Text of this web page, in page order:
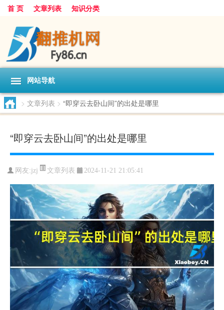
首 页 文章列表 知识分类
网站导航
> 文章列表 > “即穿云去卧山间”的出处是哪里
“即穿云去卧山间”的出处是哪里
网友:jzj 文章列表 2024-11-21 21:05:41